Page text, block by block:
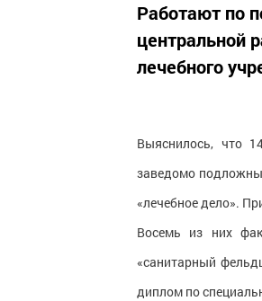
Работают по
центральной
лечебного
Выяснилось, что
заведомо
«лечебное дело».
Восемь из них
«санитарный
диплом по